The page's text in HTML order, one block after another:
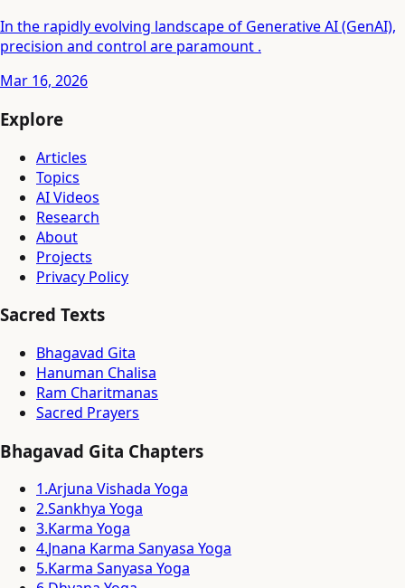
In the rapidly evolving landscape of Generative AI (GenAI),
precision and control are paramount .
Mar 16, 2026
Explore
Articles
Topics
AI Videos
Research
About
Projects
Privacy Policy
Sacred Texts
Bhagavad Gita
Hanuman Chalisa
Ram Charitmanas
Sacred Prayers
Bhagavad Gita Chapters
1.Arjuna Vishada Yoga
2.Sankhya Yoga
3.Karma Yoga
4.Jnana Karma Sanyasa Yoga
5.Karma Sanyasa Yoga